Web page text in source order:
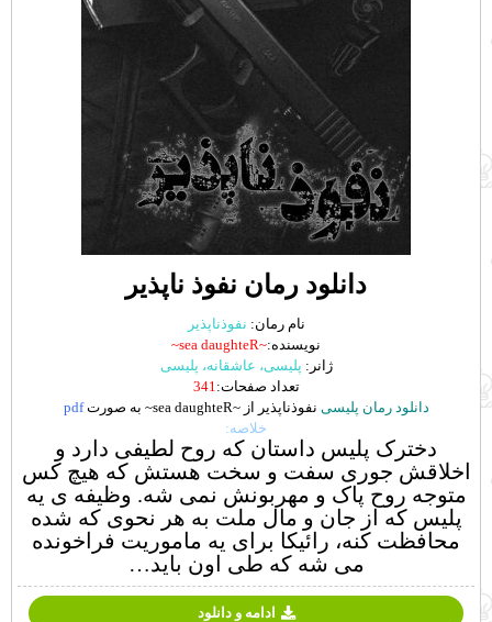
دانلود رمان نفوذ ناپذیر
نام رمان: نفوذناپذیر
نویسنده:~sea daughteR~
ژانر: پلیسی، عاشقانه، پلیسی
تعداد صفحات:341
دانلود رمان پلیسی نفوذناپذیر از ~sea daughteR~ به صورت
pdf
خلاصه:
دخترک پلیس داستان که روح لطیفی دارد و
اخلاقش جوری سفت و سخت هستش که هیچ کس
متوجه روح پاک و مهربونش نمی شه. وظیفه ی یه
پلیس که از جان و مال ملت به هر نحوی که شده
محافظت کنه، رائیکا برای یه ماموریت فراخونده
می شه که طی اون باید…
ادامه و دانلود